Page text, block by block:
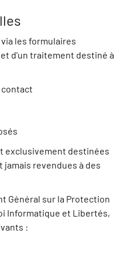
les formulaires
d’un traitement destiné à
contact
exclusivement destinées
revendues à des
Général sur la Protection
Informatique et Libertés,
: